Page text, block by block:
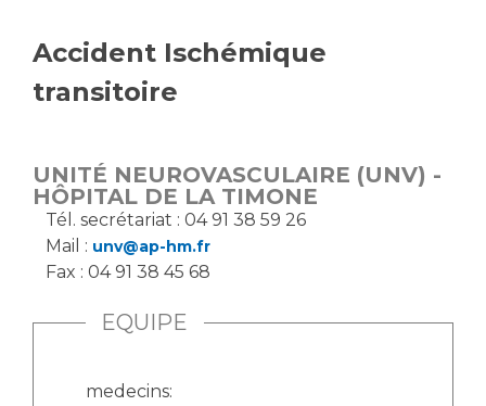
Tarifs
Vous accompagnez, vous rendez visite à un patient
à réaliser
Vous avez une analyse à réaliser
Vous venez en consultation
myaphm, votre espace santé en ligne
Vivre ensemble à l'hôpital
Emploi / formation
Emplois médicaux
Espace Formation
Étudiants hospitaliers
Emplois techniques et médico-techniques
Emplois socio-éducatifs
Stages paramédicaux
Accident Ischémique
transitoire
UNITÉ NEUROVASCULAIRE (UNV) -
HÔPITAL DE LA TIMONE
Tél. secrétariat : 04 91 38 59 26
Mail : unv@ap-hm.fr
Fax : 04 91 38 45 68
EQUIPE
medecins: